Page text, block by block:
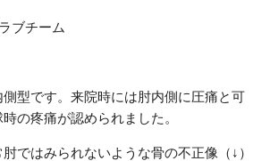
ブチーム
型です。来院時には肘内側に圧痛と可
の疼痛が認められました。
ではみられないような骨の不正像（↓）